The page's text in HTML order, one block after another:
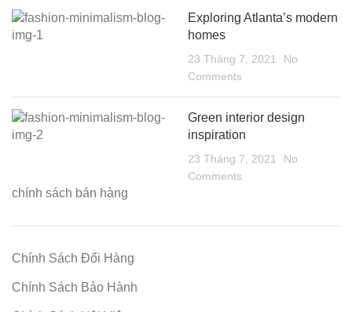
Exploring Atlanta’s modern
homes
23 Tháng 7, 2021
No
Comments
Green interior design
inspiration
23 Tháng 7, 2021
No
Comments
chính sách bán hàng
Chính Sách Đổi Hàng
Chính Sách Bảo Hành